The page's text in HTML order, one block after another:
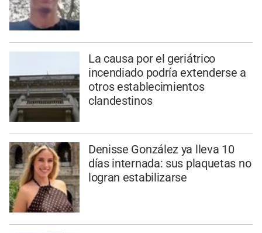
La causa por el geriátrico
incendiado podría extenderse a
otros establecimientos
clandestinos
Denisse González ya lleva 10
días internada: sus plaquetas no
logran estabilizarse